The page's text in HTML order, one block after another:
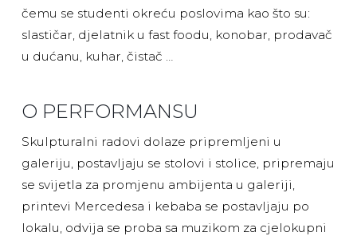
čemu se studenti okreću poslovima kao što su:
slastičar, djelatnik u fast foodu, konobar, prodavač
u dućanu, kuhar, čistač …
O PERFORMANSU
Skulpturalni radovi dolaze pripremljeni u
galeriju, postavljaju se stolovi i stolice, pripremaju
se svijetla za promjenu ambijenta u galeriji,
printevi Mercedesa i kebaba se postavljaju po
lokalu, odvija se proba sa muzikom za cjelokupni